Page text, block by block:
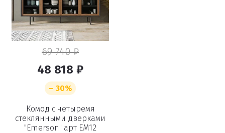
69 740 ₽
48 818 ₽
– 30%
Комод с четыремя
стеклянными дверками
"Emerson" арт EM12